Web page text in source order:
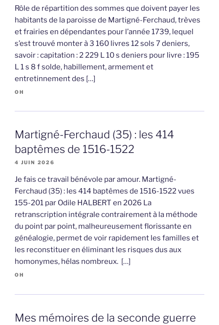
Rôle de répartition des sommes que doivent payer les
habitants de la paroisse de Martigné-Ferchaud, trèves
et frairies en dépendantes pour l’année 1739, lequel
s’est trouvé monter à 3 160 livres 12 sols 7 deniers,
savoir : capitation : 2 229 L 10 s deniers pour livre : 195
L 1 s 8 f solde, habillement, armement et
entretinnement des […]
OH
Martigné-Ferchaud (35) : les 414
baptêmes de 1516-1522
4 JUIN 2026
Je fais ce travail bénévole par amour. Martigné-
Ferchaud (35) : les 414 baptêmes de 1516-1522 vues
155-201 par Odile HALBERT en 2026 La
retranscription intégrale contrairement à la méthode
du point par point, malheureusement florissante en
généalogie, permet de voir rapidement les familles et
les reconstituer en éliminant les risques dus aux
homonymes, hélas nombreux. […]
OH
Mes mémoires de la seconde guerre